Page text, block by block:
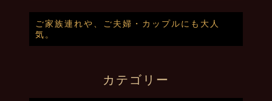
ご家族連れや、ご夫婦・カップルにも大人
気。
カテゴリー